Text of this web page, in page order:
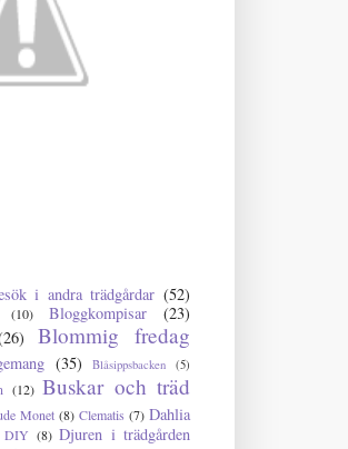
i andra trädgårdar (52)
(10) Bloggkompisar
(23)
Blommig fredag
(35) Blåsippsbacken (5)
(12) Buskar och träd
Monet (8) Clematis (7) Dahlia
DIY (8) Djuren i trädgården